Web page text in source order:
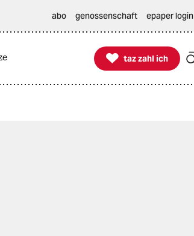
abo genossenschaft epaper login

taz zahl ich
taz zahl ich